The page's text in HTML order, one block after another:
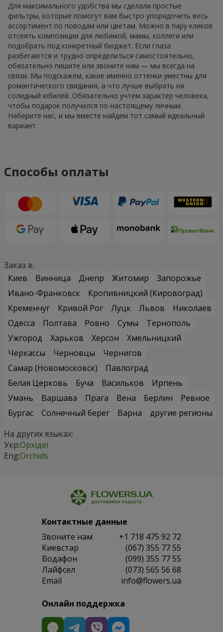
Для максимального удобства мы сделали простые
фильтры, которые помогут вам быстро упорядочить весь
ассортимент по поводам или цветам. Можно в пару кликов
отсеять композиции для любимой, мамы, коллеги или
подобрать под конкретный бюджет. Если глаза
разбегаются и трудно определиться самостоятельно,
обязательно пишите или звоните нам — мы всегда на
связи. Мы подскажем, какие именно оттенки уместны для
романтического свидания, а что лучше выбрать на
солидный юбилей. Обязательно учтем характер человека,
чтобы подарок получился по-настоящему личным.
Наберите нас, и мы вместе найдем тот самый идеальный
вариант.
Способы оплаты
Заказ в:
Киев
Винница Днепр Житомир
Запорожье
Ивано-Франковск
Кропивницкий (Кировоград)
Кременчуг
Кривой Рог Луцк Львов
Николаев
Одесса
Полтава Ровно Сумы
Тернополь
Ужгород
Харьков Херсон
Хмельницкий
Черкассы
Черновцы
Чернигов
Самар (Новомосковск)
Павлоград
Белая Церковь
Буча Васильков
Ирпень
Умань
Варшава Прага Вена Берлин
Ревное
Бургас
Солнечный берег Варна
другие регионы
На других языках:
Укр:Орхідеї
Eng:Orchids
Контактные данные
Звоните нам
+1 718 475 92 72
Киевстар
(067) 355 77 55
Водафон
(099) 355 77 55
Лайфсел
(073) 565 56 68
Email
info@flowers.ua
Онлайн поддержка